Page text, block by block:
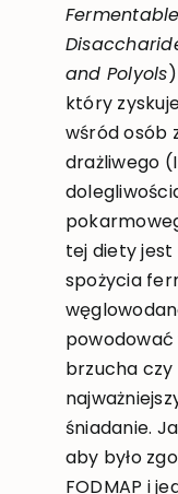
and Polyols
który
wśród osób
drażliwego
tej diety
spożycia
powodować
brzucha czy
śniadanie.
aby było
FODMAP i